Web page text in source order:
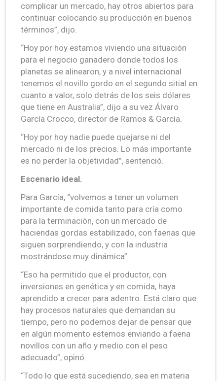
complicar un mercado, hay otros abiertos para
continuar colocando su producción en buenos
términos”, dijo.
“Hoy por hoy estamos viviendo una situación
para el negocio ganadero donde todos los
planetas se alinearon, y a nivel internacional
tenemos el novillo gordo en el segundo sitial en
cuanto a valor, solo detrás de los seis dólares
que tiene en Australia”, dijo a su vez Álvaro
García Crocco, director de Ramos & García.
“Hoy por hoy nadie puede quejarse ni del
mercado ni de los precios. Lo más importante
es no perder la objetividad”, sentenció.
Escenario ideal.
Para García, “volvemos a tener un volumen
importante de comida tanto para cría como
para la terminación, con un mercado de
haciendas gordas estabilizado, con faenas que
siguen sorprendiendo, y con la industria
mostrándose muy dinámica”.
“Eso ha permitido que el productor, con
inversiones en genética y en comida, haya
aprendido a crecer para adentro. Está claro que
hay procesos naturales que demandan su
tiempo, pero no podemos dejar de pensar que
en algún momento estemos enviando a faena
novillos con un año y medio con el peso
adecuado”, opinó.
“Todo lo que está sucediendo, sea en materia